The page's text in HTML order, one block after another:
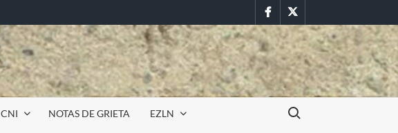
FacebookTwitter
CNI NOTAS DE GRIETA EZLN
Buscar: